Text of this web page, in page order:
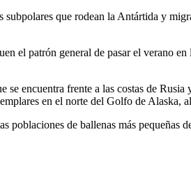
que rodean la Antártida y
el patrón general de pasar el verano
encuentra frente a las costas de
en el norte del Golfo de Alaska,
poblaciones de ballenas más pequeñas